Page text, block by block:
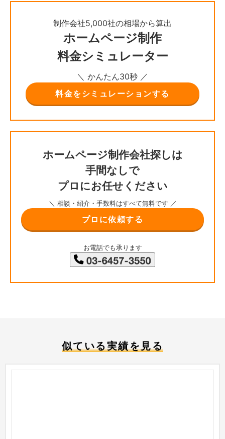
制作会社5,000社の相場から算出
ホームページ制作
料金シミュレーター
＼ かんたん30秒 ／
料金をシミュレーションする
ホームページ制作会社探しは
手間なしで
プロにお任せください
＼ 相談・紹介・手数料はすべて無料です ／
プロに依頼する
お電話でも承ります
似ている実績を見る